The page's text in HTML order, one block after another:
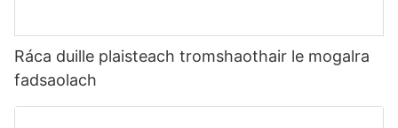
Ráca duille plaisteach tromshaothair le mogalra
fadsaolach